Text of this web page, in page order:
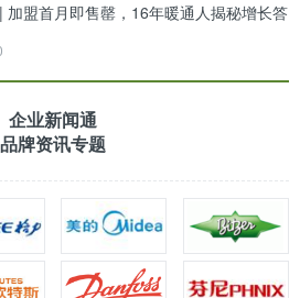
加盟首月即售罄，16年暖通人揭秘增长答
企业新闻通
品牌资讯专题